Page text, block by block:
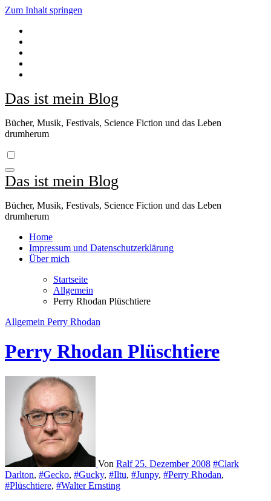
Zum Inhalt springen
Das ist mein Blog
Bücher, Musik, Festivals, Science Fiction und das Leben
drumherum
Das ist mein Blog
Bücher, Musik, Festivals, Science Fiction und das Leben
drumherum
Home
Impressum und Datenschutzerklärung
Über mich
Startseite
Allgemein
Perry Rhodan Plüschtiere
Allgemein Perry Rhodan
Perry Rhodan Plüschtiere
Von Ralf 25. Dezember 2008 #Clark
Darlton, #Gecko, #Gucky, #Iltu, #Junpy, #Perry Rhodan,
#Plüschtiere, #Walter Ernsting